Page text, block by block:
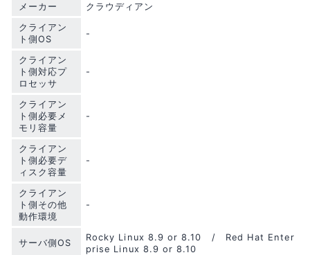
メーカー
クラウディアン
クライアン
ト側OS
-
クライアン
ト側対応プ
ロセッサ
-
クライアン
ト側必要メ
モリ容量
-
クライアン
ト側必要デ
ィスク容量
-
クライアン
ト側その他
動作環境
-
サーバ側OS
Rocky Linux 8.9 or 8.10 / Red Hat Enter
prise Linux 8.9 or 8.10